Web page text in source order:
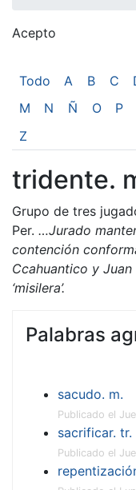
Acepto
Todo A B C
M
N Ñ O P
Z
tridente.
Grupo de tres
Per. …Jurado
contención
Ccahuantico y
‘misilera’.
Palabras
sacudo. m.
Publicado el
sacrificar. tr.
Publicado el